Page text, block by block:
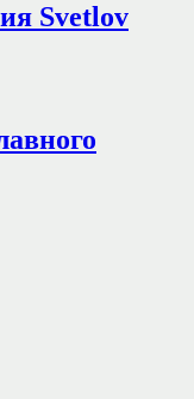
Svetlov